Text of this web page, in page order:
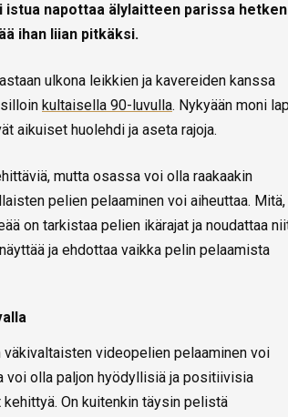
istua napottaa älylaitteen parissa hetken
ihan liian pitkäksi.
ulkona leikkien ja kavereiden kanssa
kultaisella 90-luvulla. Nykyään moni
aikuiset huolehdi ja aseta rajoja.
mutta osassa voi olla raakaakin
pelien pelaaminen voi aiheuttaa. Mitä,
on tarkistaa pelien ikärajat ja noudattaa
ja ehdottaa vaikka pelin pelaamista
videopelien pelaaminen voi
voi olla paljon hyödyllisiä ja positiivisia
On kuitenkin täysin pelistä